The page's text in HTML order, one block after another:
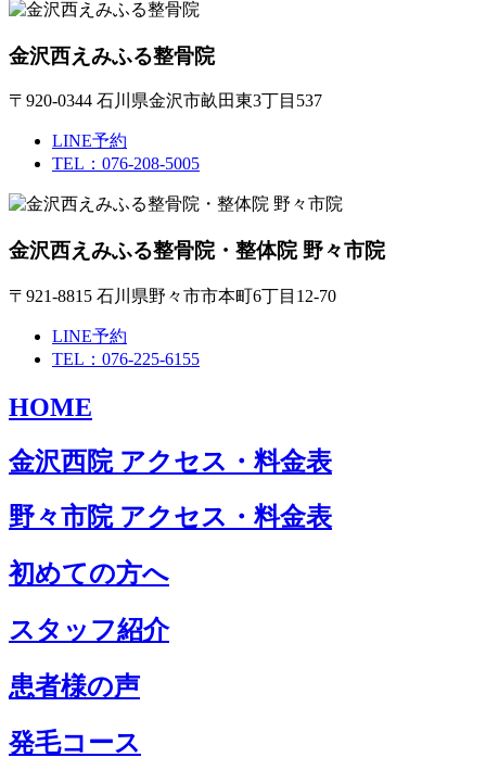
金沢西えみふる整骨院
〒920-0344 石川県金沢市畝田東3丁目537
LINE予約
TEL：076-208-5005
金沢西えみふる整骨院・整体院 野々市院
〒921-8815 石川県野々市市本町6丁目12-70
LINE予約
TEL：076-225-6155
HOME
金沢西院 アクセス・料金表
野々市院 アクセス・料金表
初めての方へ
スタッフ紹介
患者様の声
発毛コース